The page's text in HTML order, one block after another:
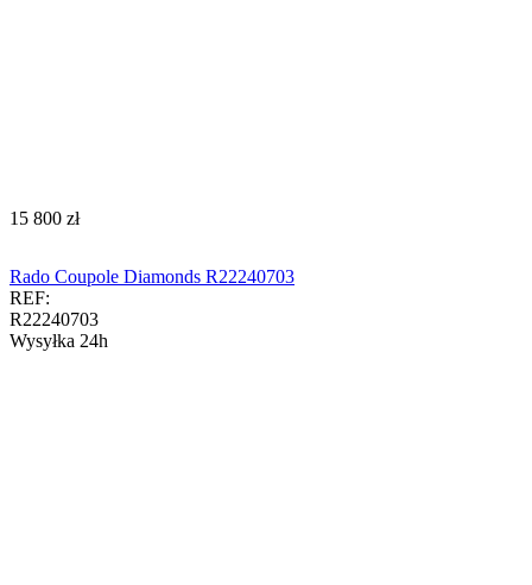
‍15 800‍ zł
Rado Coupole Diamonds R22240703
REF:
R22240703
Wysyłka 24h